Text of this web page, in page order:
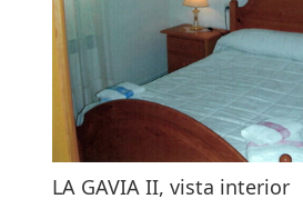
LA GAVIA II, vista interior